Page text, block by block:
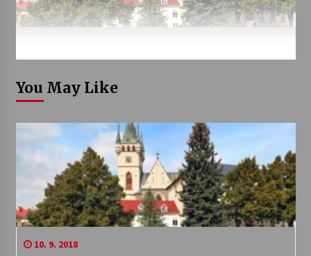
You May Like
10. 9. 2018